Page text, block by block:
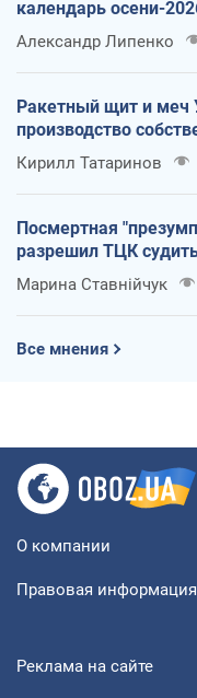
календарь осени-
Александр Липенко
Ракетный щит и меч
производство
Кирилл Татаринов
Посмертная
разрешил ТЦК
Марина Ставнійчук
Все мнения
О компании
Правовая информация
Реклама на сайте